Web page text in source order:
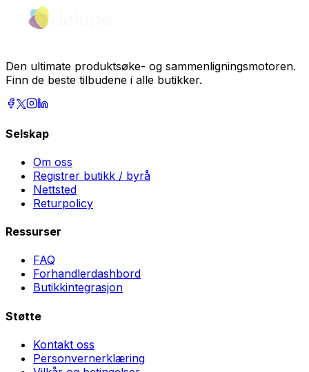
Den ultimate produktsøke- og sammenligningsmotoren.
Finn de beste tilbudene i alle butikker.
Selskap
Om oss
Registrer butikk / byrå
Nettsted
Returpolicy
Ressurser
FAQ
Forhandlerdashbord
Butikkintegrasjon
Støtte
Kontakt oss
Personvernerklæring